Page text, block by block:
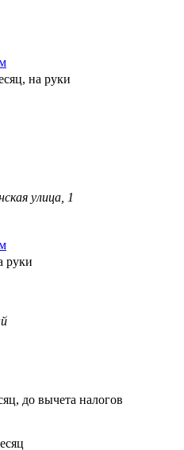
на руки
улица, 1
руки
до вычета налогов